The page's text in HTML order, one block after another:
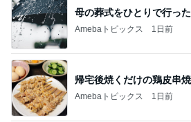
母の葬式をひとりで行っ
Amebaトピックス 1日前
帰宅後焼くだけの鶏皮串
Amebaトピックス 1日前